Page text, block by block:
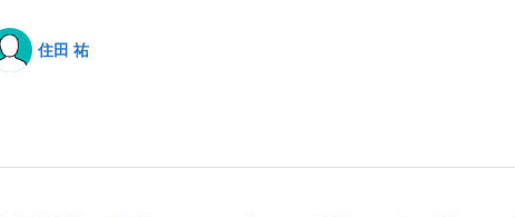
なかったからと言って…」サッカー日本代表・森保一監督...
住田 祐